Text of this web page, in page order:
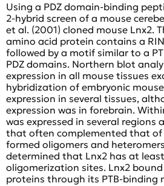
Using a PDZ domain-binding
2-hybrid screen of a mouse
et al. (2001) cloned mouse Lnx2.
amino acid protein contains a
followed by a motif similar to a
PDZ domains. Northern blot
expression in all mouse tissues
hybridization of embryonic
expression in several tissues,
expression was in forebrain.
was expressed in several regions
that often complemented that of
formed oligomers and
determined that Lnx2 has at
oligomerization sites. Lnx2
proteins through its PTB-binding